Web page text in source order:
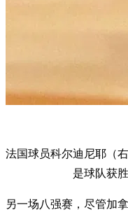
法国球员科尔迪尼耶（
是球队获
另一场八强赛，尽管加